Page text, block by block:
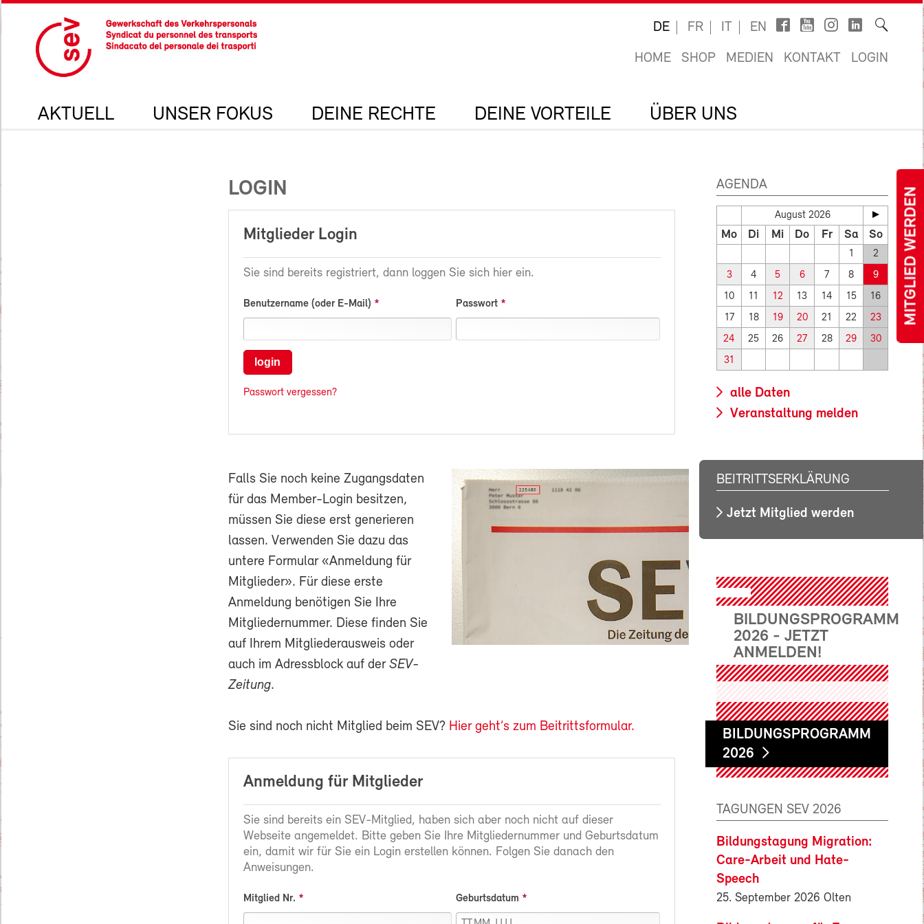
MITGLIED WERDEN
DE FR IT EN
HOME SHOP MEDIEN KONTAKT LOGIN
AKTUELL UNSER FOKUS DEINE RECHTE DEINE VORTEILE ÜBER UNS
LOGIN
Mitglieder Login
Sie sind bereits registriert, dann loggen Sie sich hier ein.
Benutzername (oder E-Mail) Passwort
login
Passwort vergessen?
Falls Sie noch keine Zugangsdaten
für das Member-Login besitzen,
müssen Sie diese erst generieren
lassen. Verwenden Sie dazu das
untere Formular «Anmeldung für
Mitglieder». Für diese erste
Anmeldung benötigen Sie Ihre
Mitgliedernummer. Diese finden Sie
auf Ihrem Mitgliederausweis oder
auch im Adressblock auf der SEV-
Zeitung.
Sie sind noch nicht Mitglied beim SEV? Hier geht’s zum Beitrittsformular.
Anmeldung für Mitglieder
Sie sind bereits ein SEV-Mitglied, haben sich aber noch nicht auf dieser
Webseite angemeldet. Bitte geben Sie Ihre Mitgliedernummer und Geburtsdatum
ein, damit wir für Sie ein Login erstellen können. Folgen Sie danach den
Anweisungen.
Mitglied Nr. Geburtsdatum
AGENDA
August 2026
Mo Di Mi Do Fr Sa So
1 2
3 4 5 6 7 8 9
10 11 12 13 14 15 16
17 18 19 20 21 22 23
24 25 26 27 28 29 30
31
alle Daten
Veranstaltung melden
BEITRITTSERKLÄRUNG
Jetzt Mitglied werden
BILDUNGSPROGRAMM
2026 - JETZT
ANMELDEN!
BILDUNGSPROGRAMM
2026
TAGUNGEN SEV 2026
Bildungstagung Migration:
Care-Arbeit und Hate-
Speech
25. September 2026 Olten